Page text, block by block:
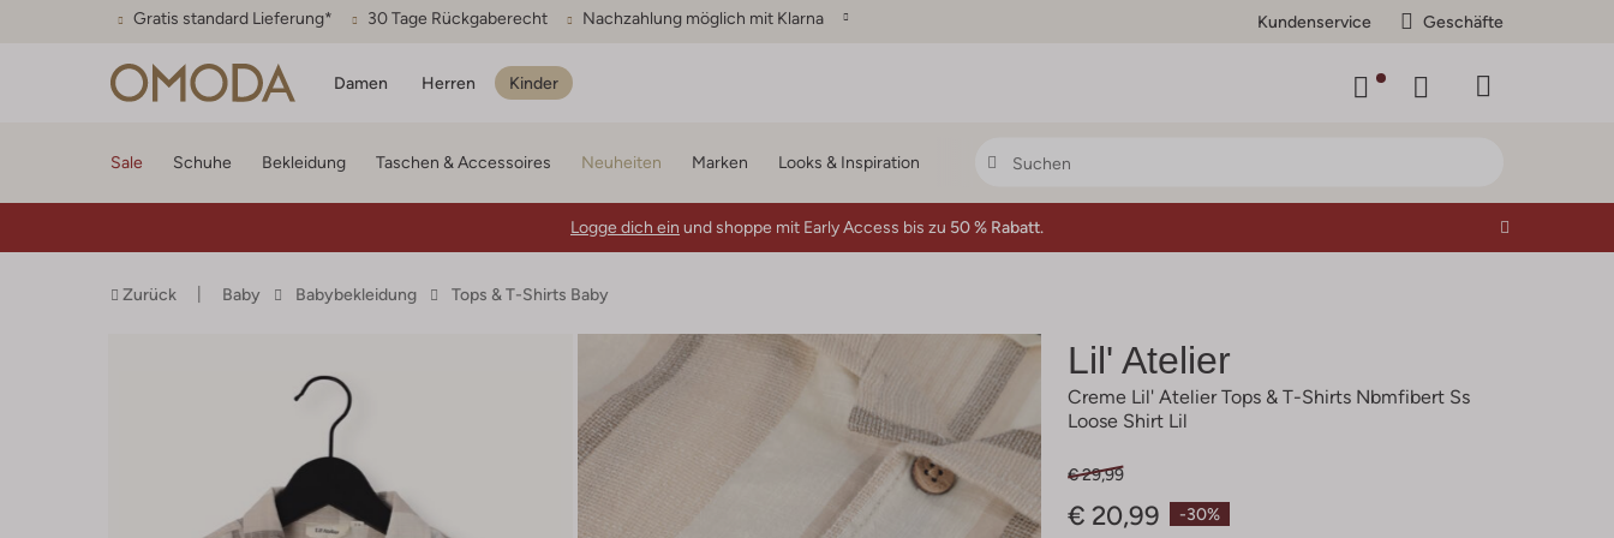
Gratis standard Lieferung* 30 Tage Rückgaberecht Nachzahlung möglich mit Klarna Kundenservice Geschäfte
Damen Herren Kinder
Sale Schuhe Bekleidung Taschen & Accessoires Neuheiten Marken Looks & Inspiration
Logge dich ein und shoppe mit Early Access bis zu 50 % Rabatt.
Zurück Baby Babybekleidung Tops & T-Shirts Baby
Lil' Atelier
Creme Lil' Atelier Tops & T-Shirts Nbmfibert Ss
Loose Shirt Lil
-30%
€ 29,99
€ 20,99